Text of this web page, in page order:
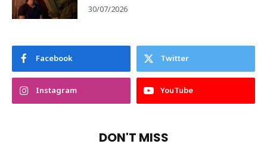
30/07/2026
Facebook Twitter
Instagram YouTube
DON'T MISS